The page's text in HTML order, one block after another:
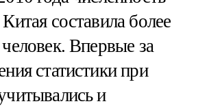
составила более
Впервые за
статистики при
и